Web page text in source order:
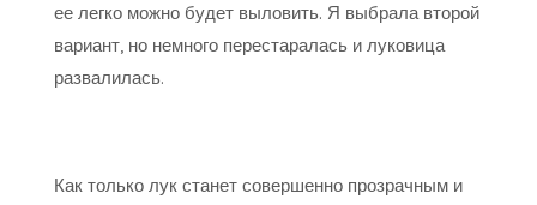
ее легко можно будет выловить. Я выбрала второй
вариант, но немного перестаралась и луковица
развалилась.
Как только лук станет совершенно прозрачным и